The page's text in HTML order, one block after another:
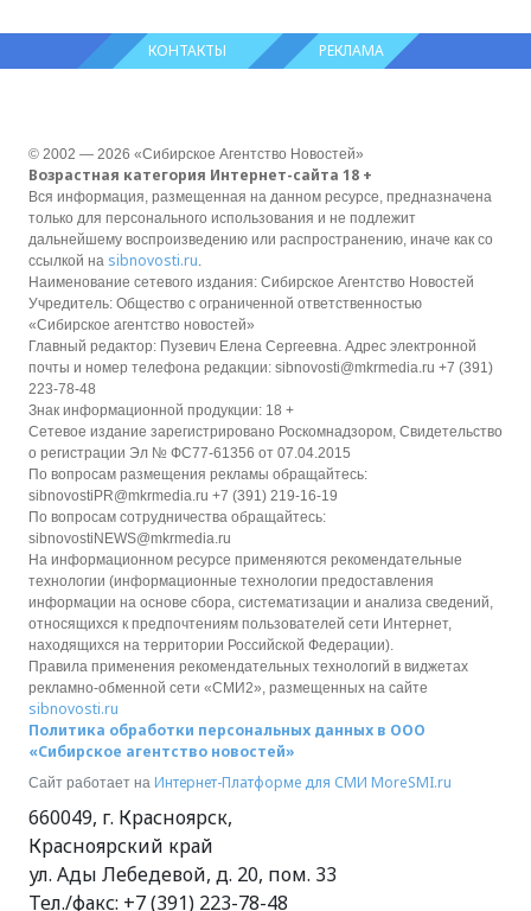
КОНТАКТЫ РЕКЛАМА
© 2002 — 2026 «Сибирское Агентство Новостей»
Возрастная категория Интернет-сайта 18 +
Вся информация, размещенная на данном ресурсе, предназначена
только для персонального использования и не подлежит
дальнейшему воспроизведению или распространению, иначе как со
ссылкой на sibnovosti.ru.
Наименование сетевого издания: Сибирское Агентство Новостей
Учредитель: Общество с ограниченной ответственностью
«Сибирское агентство новостей»
Главный редактор: Пузевич Елена Сергеевна. Адрес электронной
почты и номер телефона редакции: sibnovosti@mkrmedia.ru +7 (391)
223-78-48
Знак информационной продукции: 18 +
Сетевое издание зарегистрировано Роскомнадзором, Свидетельство
о регистрации Эл № ФС77-61356 от 07.04.2015
По вопросам размещения рекламы обращайтесь:
sibnovostiPR@mkrmedia.ru +7 (391) 219-16-19
По вопросам сотрудничества обращайтесь:
sibnovostiNEWS@mkrmedia.ru
На информационном ресурсе применяются рекомендательные
технологии (информационные технологии предоставления
информации на основе сбора, систематизации и анализа сведений,
относящихся к предпочтениям пользователей сети Интернет,
находящихся на территории Российской Федерации).
Правила применения рекомендательных технологий в виджетах
рекламно-обменной сети «СМИ2», размещенных на сайте
sibnovosti.ru
Политика обработки персональных данных в ООО
«Сибирское агентство новостей»
Сайт работает на Интернет-Платформе для СМИ MoreSMI.ru
660049, г. Красноярск,
Красноярский край
ул. Ады Лебедевой, д. 20, пом. 33
Тел./факс: +7 (391) 223-78-48